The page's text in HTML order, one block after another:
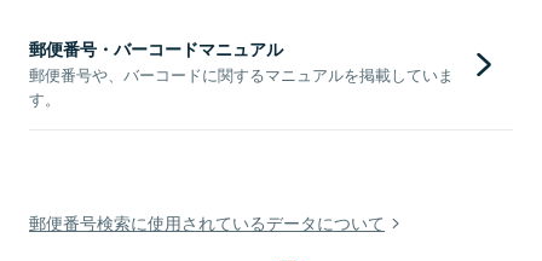
郵便番号・バーコードマニュアル
郵便番号や、バーコードに関するマニュアルを掲載していま
す。
郵便番号検索に使用されているデータについて